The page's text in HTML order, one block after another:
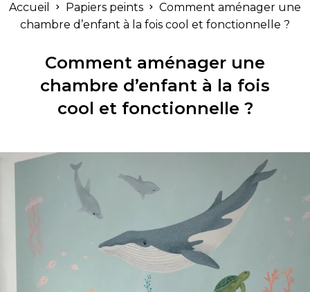
Accueil Papiers peints
Comment aménager une
chambre d’enfant à la fois cool et fonctionnelle ?
Comment aménager une
chambre d’enfant à la fois
cool et fonctionnelle ?